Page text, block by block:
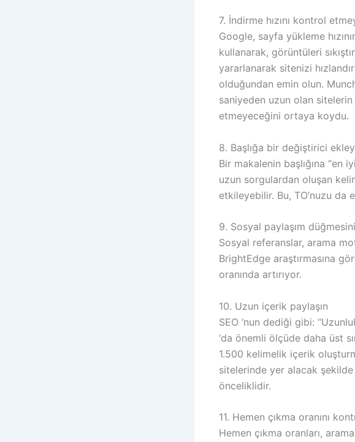
7. İndirme hızını kontrol
Google, sayfa yükleme
kullanarak, görüntüleri
yararlanarak sitenizi
olduğundan emin olun.
saniyeden uzun olan sitelerin
etmeyeceğini ortaya koydu.
8. Başlığa bir değiştirici
Bir makalenin başlığına “en
uzun sorgulardan oluşan
etkileyebilir. Bu, TO’nuzu da
9. Sosyal paylaşım
Sosyal referanslar, arama
BrightEdge araştırmasına
oranında artırıyor.
10. Uzun içerik paylaşın
SEO ‘nun dediği gibi:
‘da önemli ölçüde daha üst
1.500 kelimelik içerik
sitelerinde yer alacak şekilde
önceliklidir.
11. Hemen çıkma oranını
Hemen çıkma oranları,